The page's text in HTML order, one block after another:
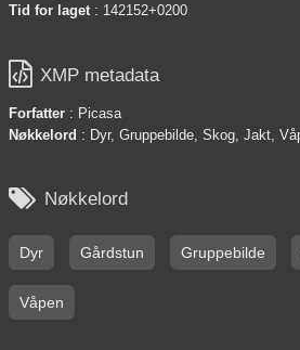
Tid for laget: 142152+0200
 XMP metadata
Forfatter : Picasa
Nøkkelord : Dyr, Gruppebilde, Skog, Jakt,
 Nøkkelord
Dyr Gårdstun Gruppebilde
Våpen